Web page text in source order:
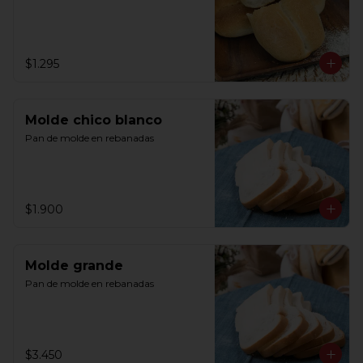
$1.295
Molde chico blanco
Pan de molde en rebanadas
$1.900
Molde grande
Pan de molde en rebanadas
$3.450